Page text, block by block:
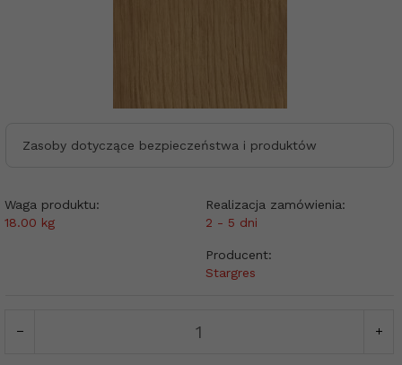
Zasoby dotyczące bezpieczeństwa i produktów
Waga produktu:
18.00 kg
Realizacja zamówienia:
2 - 5 dni
Producent:
Stargres